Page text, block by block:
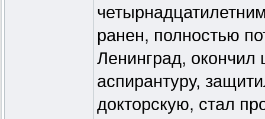
ранен, полностью
Ленинград, окончил
аспирантуру,
докторскую, стал